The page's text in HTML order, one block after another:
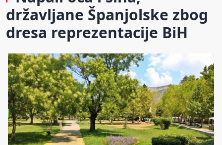
državljane Španjolske zbog
dresa reprezentacije BiH